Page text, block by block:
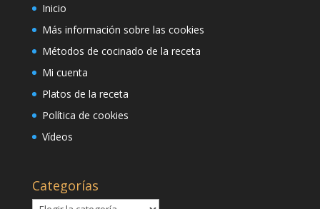
Inicio
Más información sobre las cookies
Métodos de cocinado de la receta
Mi cuenta
Platos de la receta
Política de cookies
Vídeos
Categorías